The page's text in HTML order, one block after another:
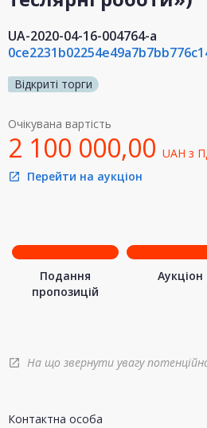
UA-2020-04-16-004764-a
Відкриті торги
Очікувана вартість
2 100 000,00 UAH з
open_in_new Перейти на аукціон
Подання
пропозицій
Аукціон
open_in_new На що звернути увагу
Контактна особа